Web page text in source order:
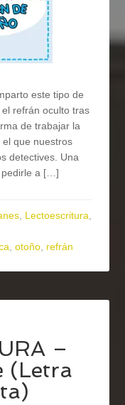
este tipo de
refrán oculto tras
de trabajar la
que nuestros
detectives. Una
pedirle a […]
, Lectoescritura,
,otoño, refrán
–
(Letra